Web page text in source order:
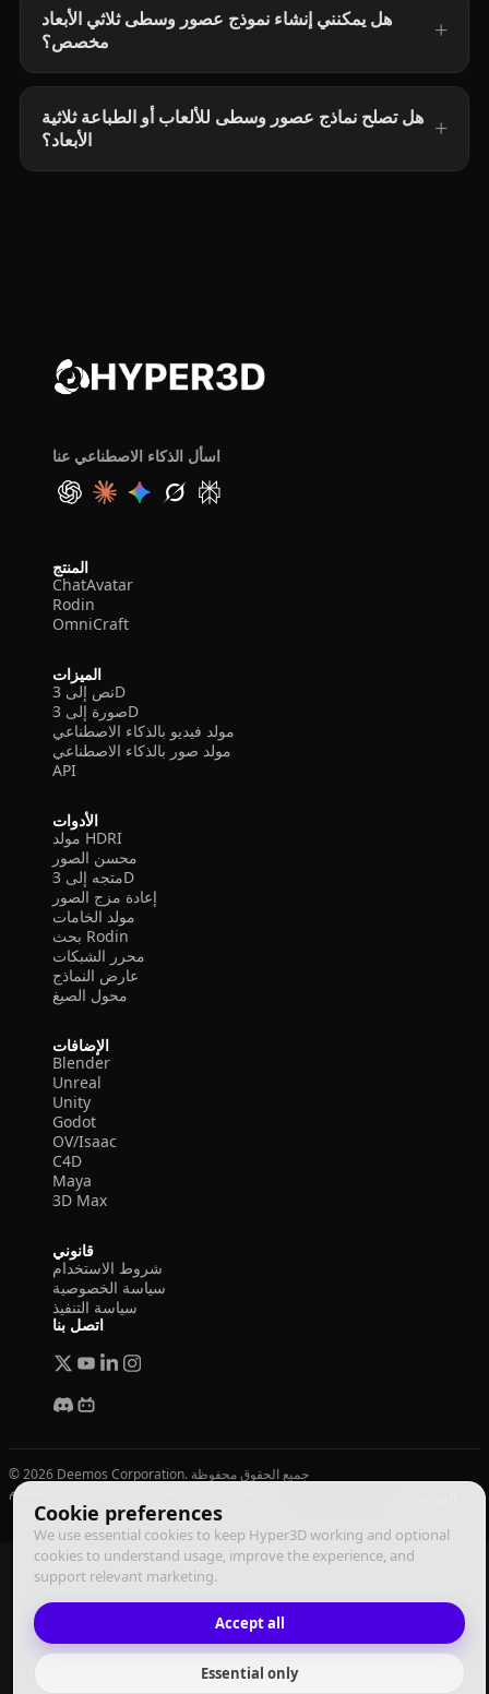
Cookie preferences
We use essential cookies to keep Hyper3D working and optional
cookies to understand usage, improve the experience, and
support relevant marketing.
Accept all
Essential only
هل يمكنني إنشاء نموذج عصور وسطى ثلاثي الأبعاد
مخصص؟
هل تصلح نماذج عصور وسطى للألعاب أو الطباعة ثلاثية
الأبعاد؟
اسأل الذكاء الاصطناعي عنا
المنتج
ChatAvatar
Rodin
OmniCraft
الميزات
نص إلى 3D
صورة إلى 3D
مولد فيديو بالذكاء الاصطناعي
مولد صور بالذكاء الاصطناعي
API
الأدوات
مولد HDRI
محسن الصور
متجه إلى 3D
إعادة مزج الصور
مولد الخامات
بحث Rodin
محرر الشبكات
عارض النماذج
محول الصيغ
الإضافات
Blender
Unreal
Unity
Godot
OV/Isaac
C4D
Maya
3D Max
قانوني
شروط الاستخدام
سياسة الخصوصية
سياسة التنفيذ
اتصل بنا
© 2026 Deemos Corporation. جميع الحقوق محفوظة
شروط الاستخدام